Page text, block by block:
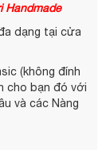
Handmade
dạng tại cửa
(không đính
cho bạn đó với
và các Nàng